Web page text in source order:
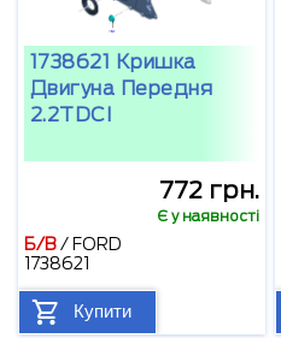
1738621 Кришка
Двигуна Передня
2.2TDCI
772 грн.
Є у наявності
Б/В/ FORD
1738621
Купити